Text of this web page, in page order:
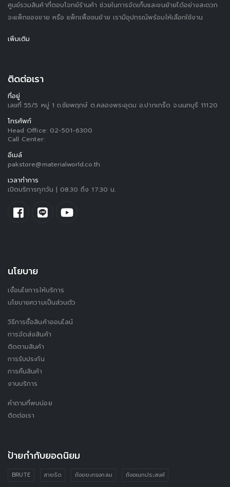
ศูนย์รวมสินค้าที่ตอบโจทย์ร้านค้า ช่วยในการจัดเก็บและขนย้ายได้อย่างสะดวก
จะแพ็กของขาย หรือ แพ็กเพื่อขนย้าย เรามีอุปกรณ์พร้อมให้เลือกใช้งาน
เพิ่มเติม
ติดต่อเรา
ที่อยู่
เลขที่ 55/5 หมู่ 1 ถ.ชัยพฤกษ์ ต.คลองพระอุดม อ.ปากเกร็ด จ.นนทบุรี 11120
โทรศัพท์
Head Office: 02-501-6300
Call Center:
อีเมล์
pakstore@materialworld.co.th
เวลาทำการ
เปิดบริการทุกวัน | 08.30 ถึง 17.30 น.
นโยบาย
เงื่อนไขการให้บริการ
นโยบายความเป็นส่วนตัว
วิธีการซื้อสินค้าออนไลน์
การจัดส่งสินค้า
ติดตามสินค้า
การรับประกัน
การคืนสินค้า
งานบริการ
คำถามที่พบบ่อย
ติดต่อเรา
ป้ายกำกับยอดนิยม
BRUTE สายรัด ถังขยะทรงกลม ถังอเนกประสงค์